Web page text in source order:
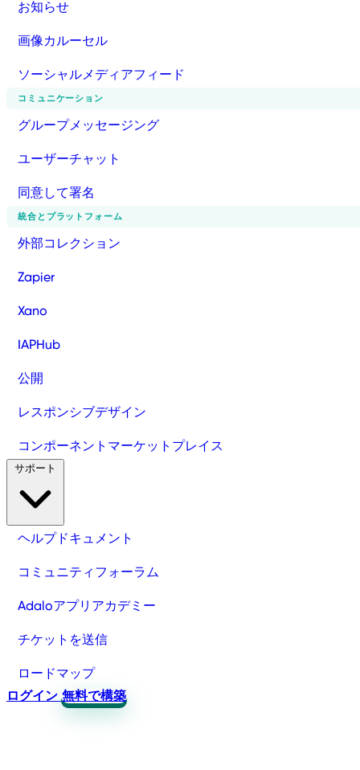
お知らせ
画像カルーセル
ソーシャルメディアフィード
コミュニケーション
グループメッセージング
ユーザーチャット
同意して署名
統合とプラットフォーム
外部コレクション
Zapier
Xano
IAPHub
公開
レスポンシブデザイン
コンポーネントマーケットプレイス
ヘルプドキュメント
コミュニティフォーラム
Adaloアプリアカデミー
チケットを送信
ロードマップ
ログイン 無料で構築